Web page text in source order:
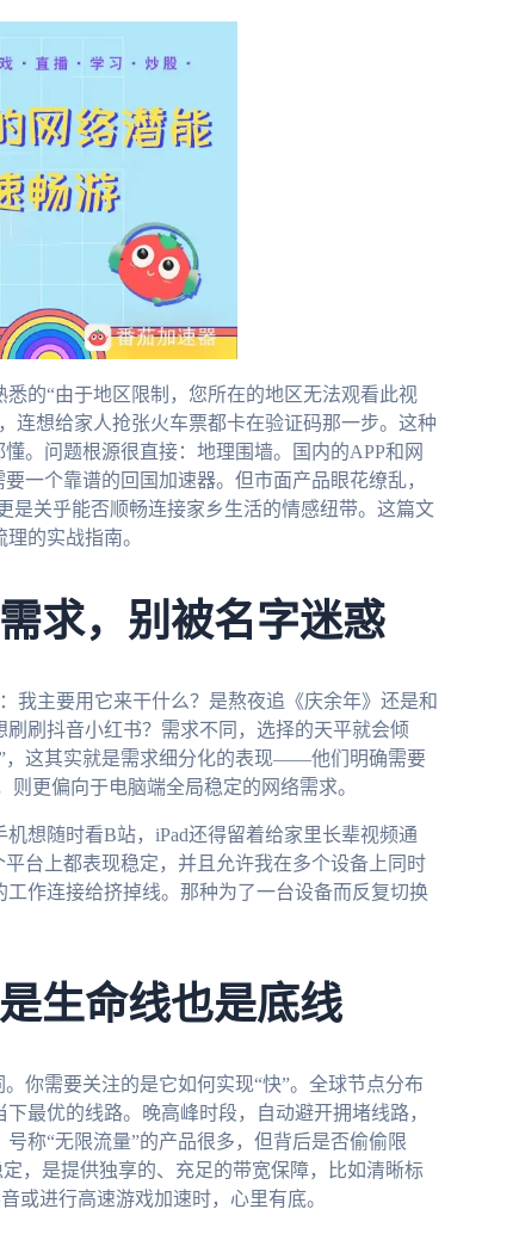
的“由于地区限制，您所在的地区无法观看此视
连想给家人抢张火车票都卡在验证码那一步。这种
。问题根源很直接：地理围墙。国内的APP和网
一个靠谱的回国加速器。但市面产品眼花缭乱，
是关乎能否顺畅连接家乡生活的情感纽带。这篇文
的实战指南。
求，别被名字迷惑
我主要用它来干什么？是熬夜追《庆余年》还是和
刷抖音小红书？需求不同，选择的天平就会倾
，这其实就是需求细分化的表现——他们明确需要
则更偏向于电脑端全局稳定的网络需求。
想随时看B站，iPad还得留着给家里长辈视频通
台上都表现稳定，并且允许我在多个设备上同时
作连接给挤掉线。那种为了一台设备而反复切换
生命线也是底线
你需要关注的是它如何实现“快”。全球节点分布
最优的线路。晚高峰时段，自动避开拥堵线路，
称“无限流量”的产品很多，但背后是否偷偷限
，是提供独享的、充足的带宽保障，比如清晰标
或进行高速游戏加速时，心里有底。